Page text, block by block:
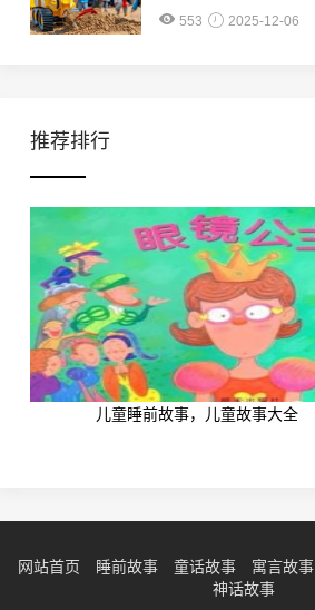
553 2025-12-06
推荐排行
儿童睡前故事，儿童故事大全
网站首页 睡前故事 童话故事 寓言故事
神话故事